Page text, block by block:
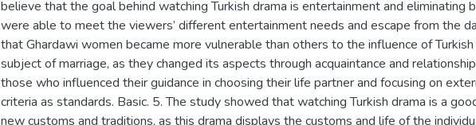
believe that the goal behind watching Turkish drama is entertainment and eliminating
were able to meet the viewers’ different entertainment needs and escape from the
that Ghardawi women became more vulnerable than others to the influence of
subject of marriage, as they changed its aspects through acquaintance and
those who influenced their guidance in choosing their life partner and focusing on
criteria as standards. Basic. 5. The study showed that watching Turkish drama is a
new customs and traditions, as this drama displays the customs and life of the